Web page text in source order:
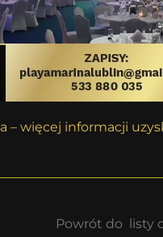
– więcej informacji
Powrót do listy